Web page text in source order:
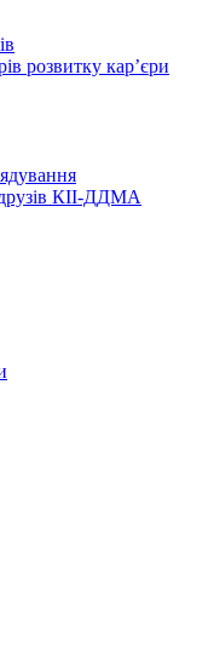
розвитку кар’єри
КІІ-ДДМА